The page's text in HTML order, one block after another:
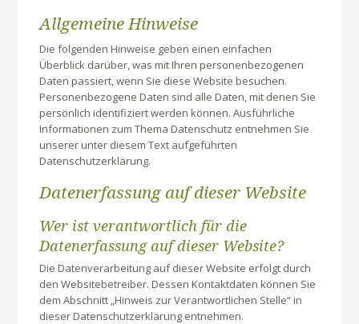
Allgemeine Hinweise
Die folgenden Hinweise geben einen einfachen
Überblick darüber, was mit Ihren personenbezogenen
Daten passiert, wenn Sie diese Website besuchen.
Personenbezogene Daten sind alle Daten, mit denen Sie
persönlich identifiziert werden können. Ausführliche
Informationen zum Thema Datenschutz entnehmen Sie
unserer unter diesem Text aufgeführten
Datenschutzerklärung.
Datenerfassung auf dieser Website
Wer ist verantwortlich für die
Datenerfassung auf dieser Website?
Die Datenverarbeitung auf dieser Website erfolgt durch
den Websitebetreiber. Dessen Kontaktdaten können Sie
dem Abschnitt „Hinweis zur Verantwortlichen Stelle“ in
dieser Datenschutzerklärung entnehmen.